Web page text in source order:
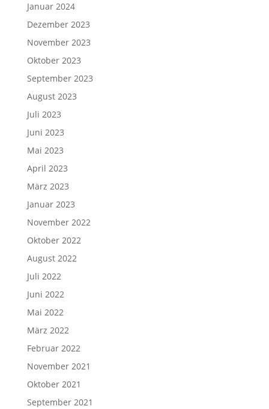
Januar 2024
Dezember 2023
November 2023
Oktober 2023
September 2023
August 2023
Juli 2023
Juni 2023
Mai 2023
April 2023
März 2023
Januar 2023
November 2022
Oktober 2022
August 2022
Juli 2022
Juni 2022
Mai 2022
März 2022
Februar 2022
November 2021
Oktober 2021
September 2021